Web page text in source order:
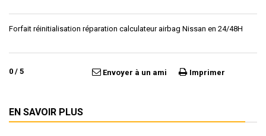
Forfait réinitialisation réparation calculateur airbag Nissan en 24/48H
0 / 5 Envoyer à un ami Imprimer
EN SAVOIR PLUS